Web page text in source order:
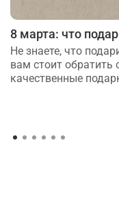
8 марта: что
Не знаете, что
вам стоит обратить
качественные